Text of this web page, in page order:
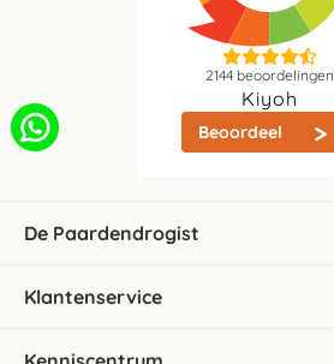
2144beoordelingen
Kiyoh
Beoordeel
De Paardendrogist
Klantenservice